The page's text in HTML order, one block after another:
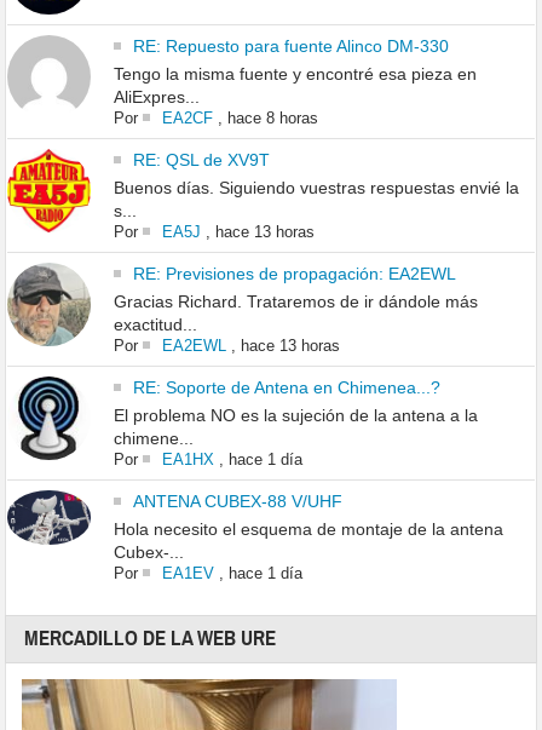
RE: Repuesto para fuente Alinco DM-330
Tengo la misma fuente y encontré esa pieza en
AliExpres...
Por EA2CF, hace 8 horas
RE: QSL de XV9T
Buenos días. Siguiendo vuestras respuestas envié la
s...
Por EA5J hace 13 horas
RE: Previsiones de propagación: EA2EWL
Gracias Richard. Trataremos de ir dándole más
exactitud...
Por EA2EWL hace 13 horas
RE: Soporte de Antena en Chimenea...?
El problema NO es la sujeción de la antena a la
chimene...
Por EA1HX hace 1 día
ANTENA CUBEX-88 V/UHF
Hola necesito el esquema de montaje de la antena
Cubex-...
Por EA1EV, hace 1 día
MERCADILLO DE LA WEB URE